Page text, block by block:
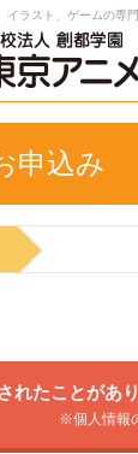
イラスト、ゲームの専
申込み
れたことがあ
※個人情報